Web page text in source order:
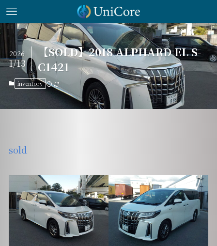
【SOLD】2018 ALPHARD EL S-
C1421
2026
1/13
inventory
sold